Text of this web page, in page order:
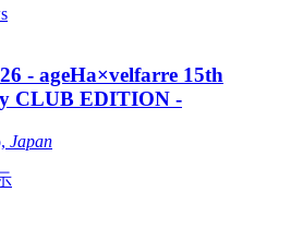
- ageHa×velfarre 15th
CLUB EDITION -
Japan